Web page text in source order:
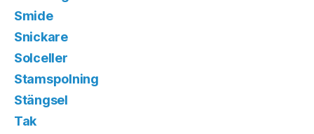
Smide
Snickare
Solceller
Stamspolning
Stängsel
Tak